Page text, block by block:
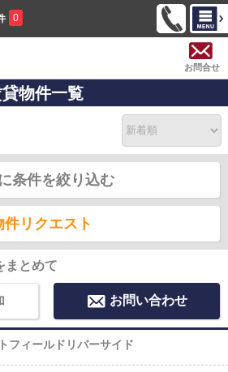
0
お問合せ
物件一覧
条件を絞り込む
件リクエスト
まとめて
お問い合わせ
フィールドリバーサイド